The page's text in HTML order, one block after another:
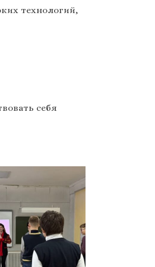
технологий,
себя